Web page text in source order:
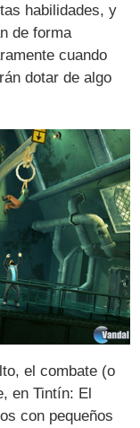
habilidades, y
de forma
cuando
dotar de algo
el combate (o
en Tintín: El
con pequeños